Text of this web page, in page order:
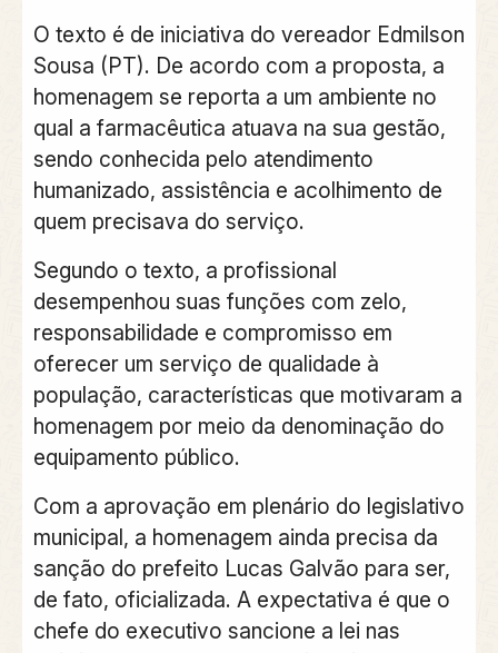
O texto é de iniciativa do vereador Edmilson
Sousa (PT). De acordo com a proposta, a
homenagem se reporta a um ambiente no
qual a farmacêutica atuava na sua gestão,
sendo conhecida pelo atendimento
humanizado, assistência e acolhimento de
quem precisava do serviço.
Segundo o texto, a profissional
desempenhou suas funções com zelo,
responsabilidade e compromisso em
oferecer um serviço de qualidade à
população, características que motivaram a
homenagem por meio da denominação do
equipamento público.
Com a aprovação em plenário do legislativo
municipal, a homenagem ainda precisa da
sanção do prefeito Lucas Galvão para ser,
de fato, oficializada. A expectativa é que o
chefe do executivo sancione a lei nas